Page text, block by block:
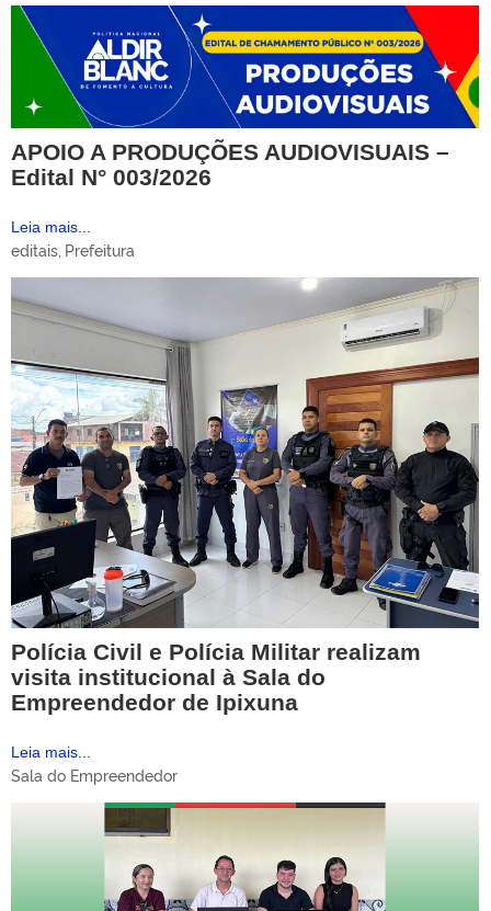
APOIO A PRODUÇÕES AUDIOVISUAIS –
Edital N° 003/2026
Leia mais...
editais Prefeitura
Polícia Civil e Polícia Militar realizam
visita institucional à Sala do
Empreendedor de Ipixuna
Leia mais...
Sala do Empreendedor